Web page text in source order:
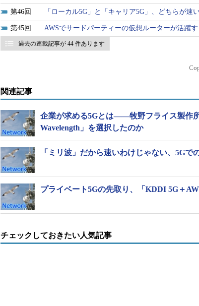
46 「ローカル5G」と「キャリア5G」、どちらが速
45 AWSでサードパーティーの仮想ルーターが活躍
過去の連載記事が 44 件あります
関連記事
企業が求める5Gとは――牧野フライス製作
Wavelength」を選択したのか
「ミリ波」だから速いわけじゃない、5Gで
プライベート5Gの先取り、「KDDI 5G＋
チェックしておきたい人気記事